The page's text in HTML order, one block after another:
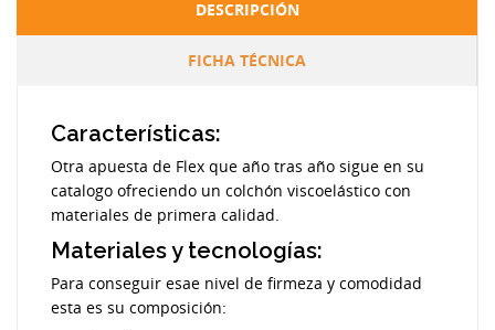
DESCRIPCIÓN
FICHA TÉCNICA
Características:
Otra apuesta de Flex que año tras año sigue en su
catalogo ofreciendo un colchón viscoelástico con
materiales de primera calidad.
Materiales y tecnologías:
Para conseguir esae nivel de firmeza y comodidad
esta es su composición: